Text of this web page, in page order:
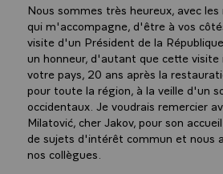
Nous sommes très heureux, avec
qui m'accompagne, d'être à vos
visite d'un Président de la
un honneur, d'autant que cette
votre pays, 20 ans après la
pour toute la région, à la veille d'un
occidentaux. Je voudrais remercier
Milatović, cher Jakov, pour son
de sujets d'intérêt commun et nous
nos collègues.